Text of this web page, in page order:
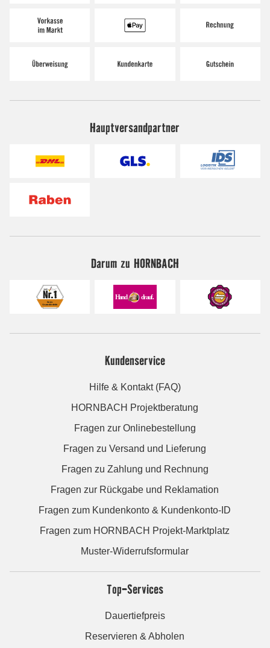
Hauptversandpartner
Darum zu HORNBACH
Kundenservice
Hilfe & Kontakt (FAQ)
HORNBACH Projektberatung
Fragen zur Onlinebestellung
Fragen zu Versand und Lieferung
Fragen zu Zahlung und Rechnung
Fragen zur Rückgabe und Reklamation
Fragen zum Kundenkonto & Kundenkonto-ID
Fragen zum HORNBACH Projekt-Marktplatz
Muster-Widerrufsformular
Top-Services
Dauertiefpreis
Reservieren & Abholen